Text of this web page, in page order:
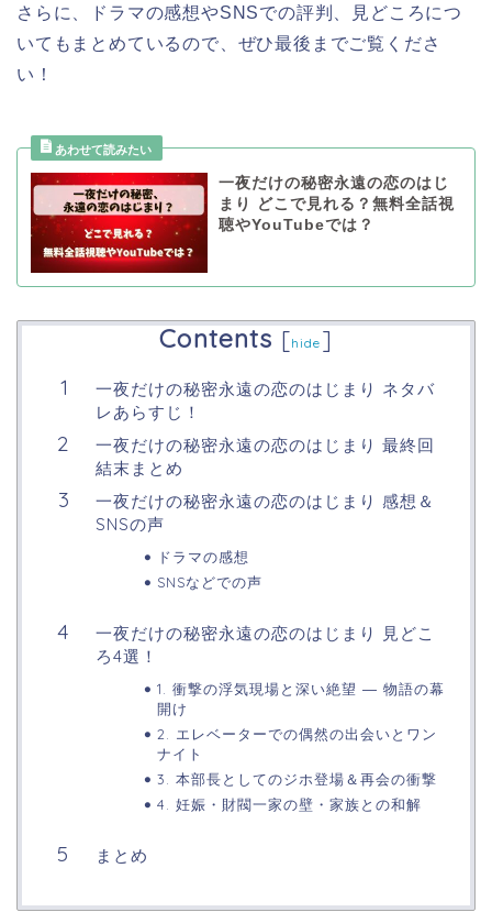
さらに、ドラマの感想やSNSでの評判、見どころにつ
いてもまとめているので、ぜひ最後までご覧くださ
い！
一夜だけの秘密永遠の恋のはじ
まり どこで見れる？無料全話視
聴やYouTubeでは？
Contents [hide ]
一夜だけの秘密永遠の恋のはじまり ネタバ
レあらすじ！
一夜だけの秘密永遠の恋のはじまり 最終回
結末まとめ
一夜だけの秘密永遠の恋のはじまり 感想＆
SNSの声
ドラマの感想
SNSなどでの声
一夜だけの秘密永遠の恋のはじまり 見どこ
ろ4選！
1. 衝撃の浮気現場と深い絶望 ― 物語の幕
開け
2. エレベーターでの偶然の出会いとワン
ナイト
3. 本部長としてのジホ登場＆再会の衝撃
4. 妊娠・財閥一家の壁・家族との和解
まとめ